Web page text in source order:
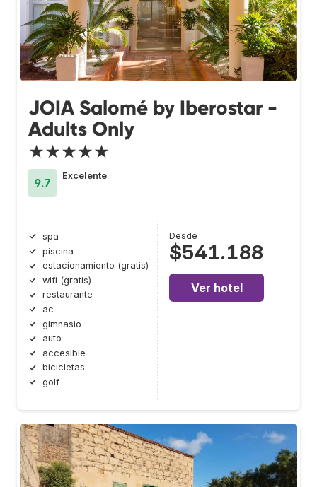
JOIA Salomé by Iberostar -
Adults Only
★★★★★
9.7
Excelente
spa
piscina
estacionamiento (gratis)
wifi (gratis)
restaurante
ac
gimnasio
auto
accesible
bicicletas
golf
Desde
$541.188
Ver hotel